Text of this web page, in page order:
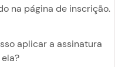
na página de inscrição.
aplicar a assinatura